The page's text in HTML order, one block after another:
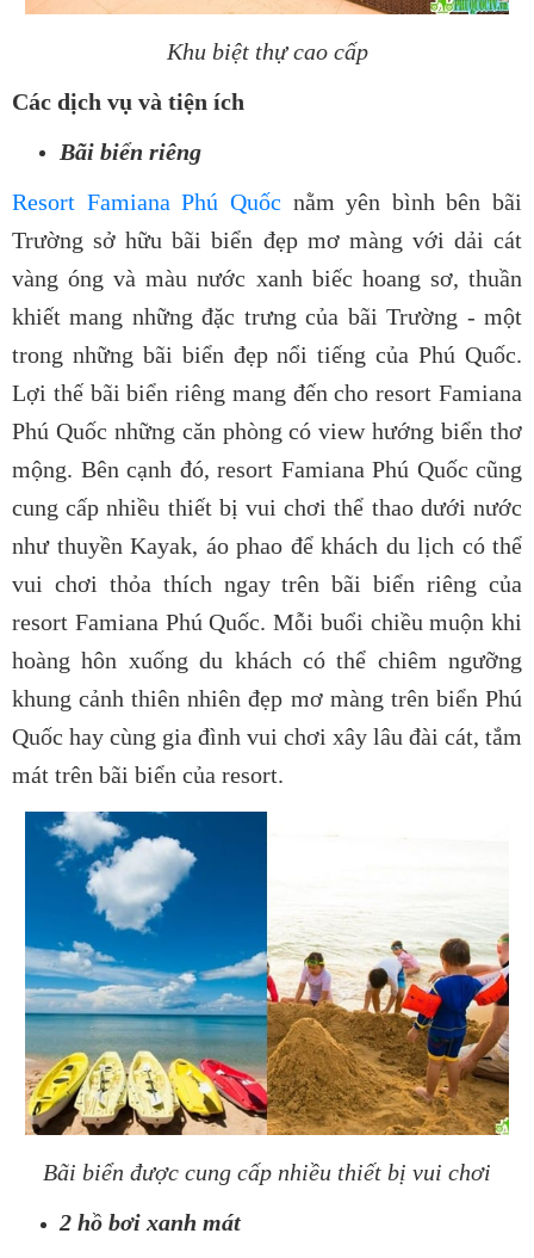
Khu biệt thự cao cấp
Các dịch vụ và tiện ích
Bãi biển riêng
Resort Famiana Phú Quốc nằm yên bình bên bãi
Trường sở hữu bãi biển đẹp mơ màng với dải cát
vàng óng và màu nước xanh biếc hoang sơ, thuần
khiết mang những đặc trưng của bãi Trường - một
trong những bãi biển đẹp nổi tiếng của Phú Quốc.
Lợi thế bãi biển riêng mang đến cho resort Famiana
Phú Quốc những căn phòng có view hướng biển thơ
mộng. Bên cạnh đó, resort Famiana Phú Quốc cũng
cung cấp nhiều thiết bị vui chơi thể thao dưới nước
như thuyền Kayak, áo phao để khách du lịch có thể
vui chơi thỏa thích ngay trên bãi biển riêng của
resort Famiana Phú Quốc. Mỗi buổi chiều muộn khi
hoàng hôn xuống du khách có thể chiêm ngưỡng
khung cảnh thiên nhiên đẹp mơ màng trên biển Phú
Quốc hay cùng gia đình vui chơi xây lâu đài cát, tắm
mát trên bãi biển của resort.
Bãi biển được cung cấp nhiều thiết bị vui chơi
2 hồ bơi xanh mát